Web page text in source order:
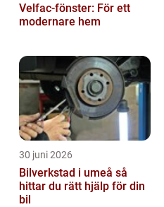
Velfac-fönster: För ett
modernare hem
30 juni 2026
Bilverkstad i umeå så
hittar du rätt hjälp för din
bil